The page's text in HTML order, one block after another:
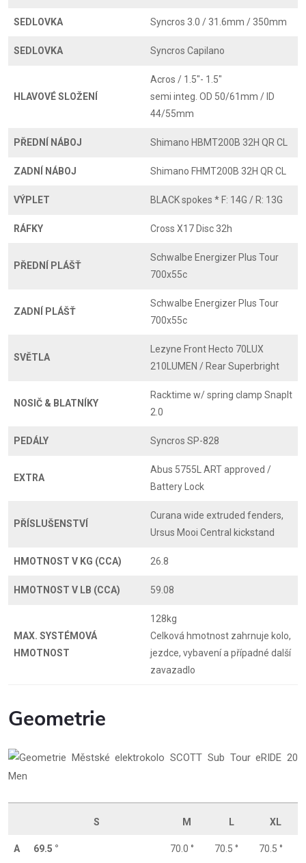
SEDLOVKA Syncros 3.0 / 31.6mm / 350mm
SEDLOVKA Syncros Capilano
HLAVOVÉ SLOŽENÍ
Acros / 1.5"- 1.5"
semi integ. OD 50/61mm / ID
44/55mm
PŘEDNÍ NÁBOJ Shimano HBMT200B 32H QR CL
ZADNÍ NÁBOJ Shimano FHMT200B 32H QR CL
VÝPLET BLACK spokes * F: 14G / R: 13G
RÁFKY Cross X17 Disc 32h
PŘEDNÍ PLÁŠŤ
Schwalbe Energizer Plus Tour
700x55c
ZADNÍ PLÁŠŤ
Schwalbe Energizer Plus Tour
700x55c
SVĚTLA
Lezyne Front Hecto 70LUX
210LUMEN / Rear Superbright
NOSIČ & BLATNÍKY
Racktime w/ spring clamp SnapIt
2.0
PEDÁLY Syncros SP-828
EXTRA
Abus 5755L ART approved /
Battery Lock
PŘÍSLUŠENSTVÍ
Curana wide extruded fenders,
Ursus Mooi Central kickstand
HMOTNOST V KG (CCA) 26.8
HMOTNOST V LB (CCA) 59.08
MAX. SYSTÉMOVÁ
HMOTNOST
128kg
Celková hmotnost zahrnuje kolo,
jezdce, vybavení a případné další
zavazadlo
Geometrie
S M L XL
A 69.5 ° 70.0 ° 70.5 ° 70.5 °